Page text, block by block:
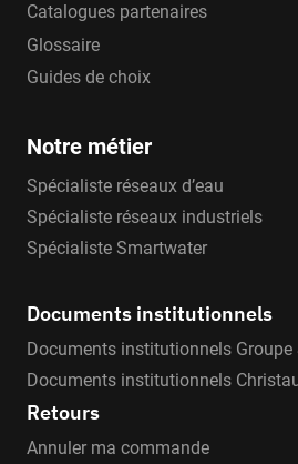
Catalogues partenaires
Glossaire
Guides de choix
Notre métier
Spécialiste réseaux d’eau
Spécialiste réseaux industriels
Spécialiste Smartwater
Documents institutionnels
Documents institutionnels Groupe
Documents institutionnels
Retours
Annuler ma commande